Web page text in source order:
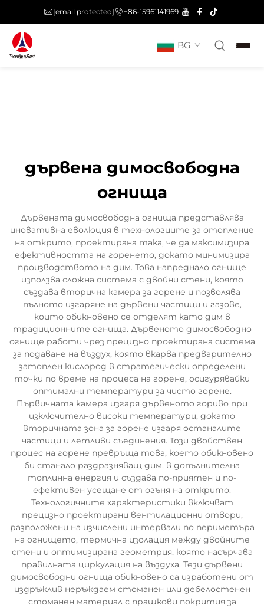
[email protected] +86-15961141969
BG
дървена димосвободна
огнища
Дървената димосвободна огнища представлява
иновативна еволюция в технологиите за отопление
на открито, проектирана така, че да максимизира
ефективността на горенето, докато минимизира
производството на дим. Това напреднало огнище
използва сложна система с двойни стени, която
създава вторична камера за горене и позволява
пълното изгаряне на дървени частици и газове,
които обикновено се отделят като дим в
традиционните огнища. Дървеното димосвободно
огнище работи чрез прецизно проектирана система
за подаване на въздух, която вкарва предварително
затоплен кислород в стратегически определени
точки по време на процеса на горене, осигурявайки
оптимални температури за чисто горене.
Първичната камера изгаря дървеното гориво при
изключително високи температури, докато
вторичната зона за горене изгаря останалите
частици и летливи съединения. Този двойствен
процес на горене превръща това, което обикновено
би станало раздразняващ дим, в допълнителна
топлинна енергия и създава по-приятен и по-
ефективен усещане от огъня на открито.
Технологичните характеристики включват
прецизно проектирани вентилационни отвори,
разположени на изчислени интервали по периметъра
на огнището, термична изолация между двойните
стени и оптимизирана геометрия, която насърчава
правилната циркулация на въздуха. Тези дървени
димосвободни огнища обикновено са изработени от
издръжлив неръждаем стоманен или дебелостенен
стоманен материал с прашкови покрития за